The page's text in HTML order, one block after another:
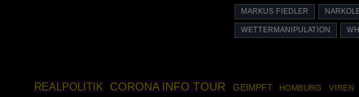
MARKUS FIEDLER
WETTERMANIPULATION
REALPOLITIK CORONA INFO TOUR GEIMPFT HOMBURG VIREN